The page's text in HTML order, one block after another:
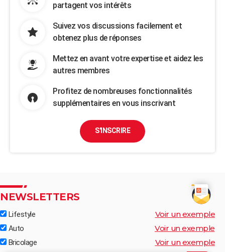
partagent vos intérêts
Suivez vos discussions facilement et
obtenez plus de réponses
Mettez en avant votre expertise et aidez les
autres membres
Profitez de nombreuses fonctionnalités
supplémentaires en vous inscrivant
S'INSCRIRE
NEWSLETTERS
Lifestyle Voir un exemple
Auto Voir un exemple
Bricolage Voir un exemple